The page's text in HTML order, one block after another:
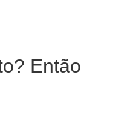
Então